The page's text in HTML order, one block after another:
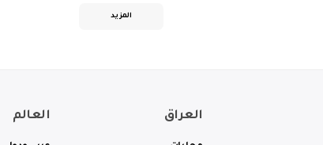
المزيد
العراق العالم